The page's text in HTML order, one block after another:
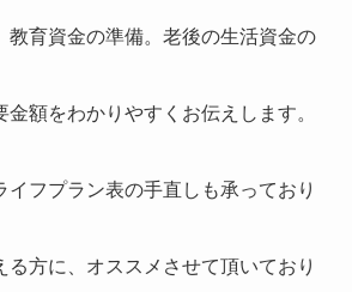
教育資金の準備。老後の生活資金の
額をわかりやすくお伝えします。
イフプラン表の手直しも承っており
る方に、オススメさせて頂いており